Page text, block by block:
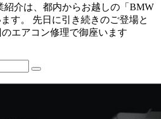
紹介は、都内からお越しの「BMW
す。 先日に引き続きのご登場と
エアコン修理で御座います